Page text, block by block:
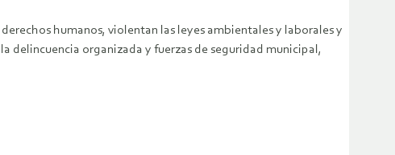
humanos, violentan las leyes ambientales y laborales y
delincuencia organizada y fuerzas de seguridad municipal,